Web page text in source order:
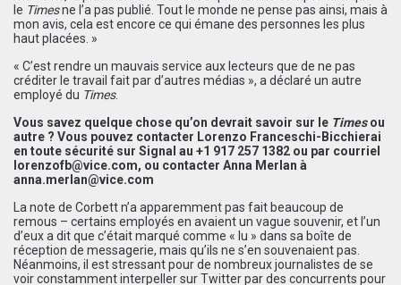
le Timesne l’a pas publié. Tout le monde ne pense pas ainsi, mais à
mon avis, cela est encore ce qui émane des personnes les plus
haut placées. »
« C’est rendre un mauvais service aux lecteurs que de ne pas
créditer le travail fait par d’autres médias », a déclaré un autre
employé du Times.
Vous savez quelque chose qu’on devrait savoir sur le Timesou
autre ? Vous pouvez contacter Lorenzo Franceschi-Bicchierai
en toute sécurité sur Signal au +1 917 257 1382 ou par courriel
lorenzofb@vice.com, ou contacter Anna Merlan à
anna.merlan@vice.com
La note de Corbett n’a apparemment pas fait beaucoup de
remous – certains employés en avaient un vague souvenir, et l’un
d’eux a dit que c’était marqué comme « lu » dans sa boîte de
réception de messagerie, mais qu’ils ne s’en souvenaient pas.
Néanmoins, il est stressant pour de nombreux journalistes de se
voir constamment interpeller sur Twitter par des concurrents pour